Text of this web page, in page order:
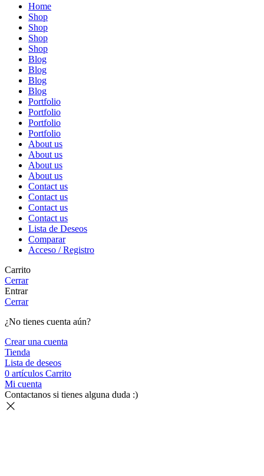
Home
Shop
Shop
Shop
Shop
Blog
Blog
Blog
Blog
Portfolio
Portfolio
Portfolio
Portfolio
About us
About us
About us
About us
Contact us
Contact us
Contact us
Contact us
Lista de Deseos
Comparar
Acceso / Registro
Carrito
Cerrar
Entrar
Cerrar
¿No tienes cuenta aún?
Crear una cuenta
Tienda
Lista de deseos
0 artículos Carrito
Mi cuenta
Contactanos si tienes alguna duda :)